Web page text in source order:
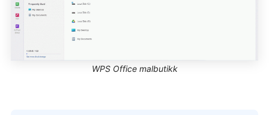
WPS Office malbutikk